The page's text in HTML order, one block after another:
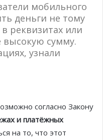
мобильного
деньги не тому
реквизитах или
высокую сумму.
узнали
согласно Закону
и платёжных
на то, что этот